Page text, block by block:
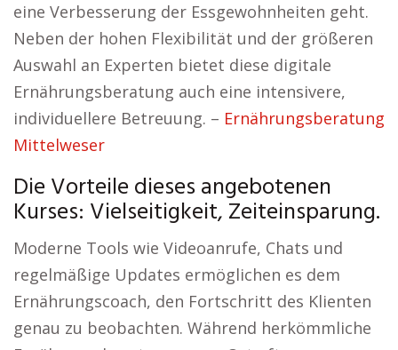
eine Verbesserung der Essgewohnheiten geht.
Neben der hohen Flexibilität und der größeren
Auswahl an Experten bietet diese digitale
Ernährungsberatung auch eine intensivere,
individuellere Betreuung. – Ernährungsberatung
Mittelweser
Die Vorteile dieses angebotenen
Kurses: Vielseitigkeit, Zeiteinsparung.
Moderne Tools wie Videoanrufe, Chats und
regelmäßige Updates ermöglichen es dem
Ernährungscoach, den Fortschritt des Klienten
genau zu beobachten. Während herkömmliche